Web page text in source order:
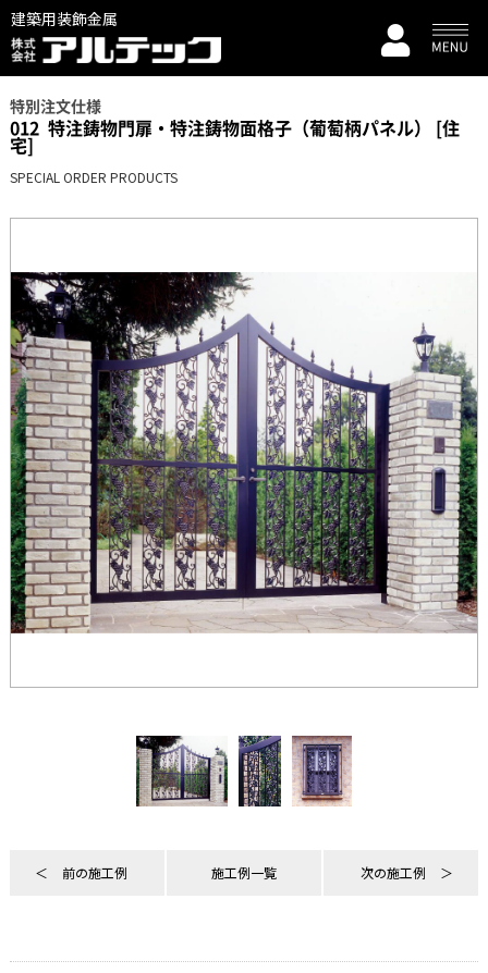
建築用装飾金属
特別注文仕様
012 特注鋳物門扉・特注鋳物面格子（葡萄柄パネル） [住
宅]
SPECIAL ORDER PRODUCTS
前の施工例 施工例一覧 次の施工例